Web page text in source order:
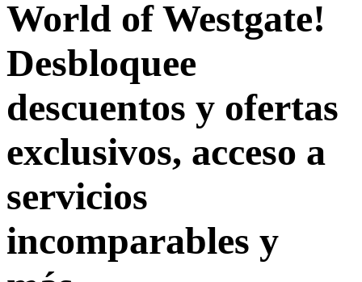
World of Westgate!
Desbloquee
descuentos y ofertas
exclusivos, acceso a
servicios
incomparables y